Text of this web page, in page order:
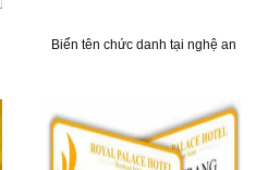
Biển tên chức danh tại nghệ an